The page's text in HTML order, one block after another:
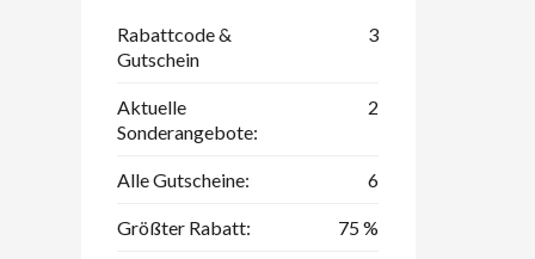
Rabattcode &
Gutschein
3
Aktuelle
Sonderangebote:
2
Alle Gutscheine: 6
Größter Rabatt: 75 %